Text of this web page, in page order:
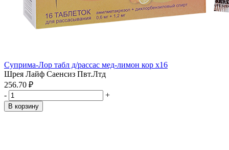
Суприма-Лор табл д/рассас мед-лимон кор x16
Шрея Лайф Саенсиз Пвт.Лтд
256.70 ₽
-
+
В корзину